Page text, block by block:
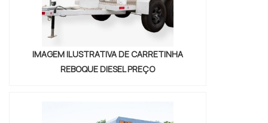
IMAGEM ILUSTRATIVA DE CARRETINHA
REBOQUE DIESEL PREÇO